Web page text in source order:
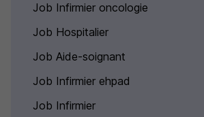
Job Infirmier oncologie
Job Hospitalier
Job Aide-soignant
Job Infirmier ehpad
Job Infirmier